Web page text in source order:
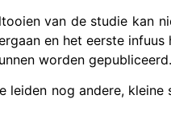
van de studie kan
en het eerste
worden gepubliceerd.
leiden nog andere,